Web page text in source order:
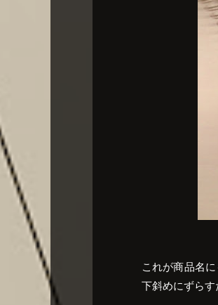
これが商品名
下斜めにずらす